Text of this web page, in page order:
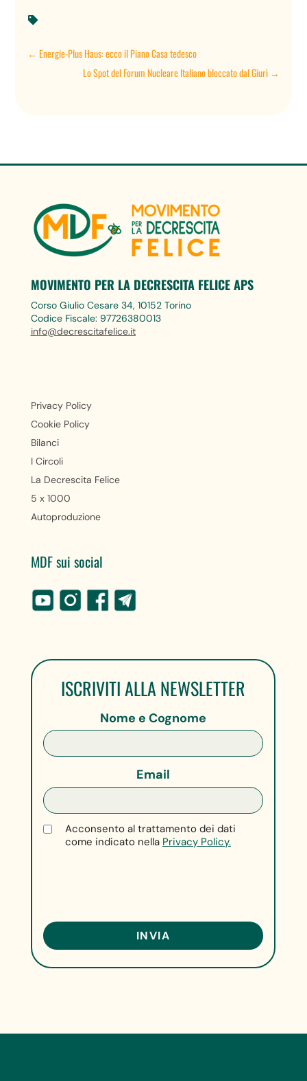

←Energie-Plus Haus: ecco il Piano Casa tedesco
Lo Spot del Forum Nucleare Italiano bloccato dal Giurì→
MOVIMENTO PER LA DECRESCITA FELICE APS
Corso Giulio Cesare 34, 10152 Torino
Codice Fiscale: 97726380013
info@decrescitafelice.it
Privacy Policy
Cookie Policy
Bilanci
I Circoli
La Decrescita Felice
5 x 1000
Autoproduzione
MDF sui social
ISCRIVITI ALLA NEWSLETTER
Nome e Cognome
Email
Acconsento al trattamento dei dati
come indicato nella Privacy Policy.